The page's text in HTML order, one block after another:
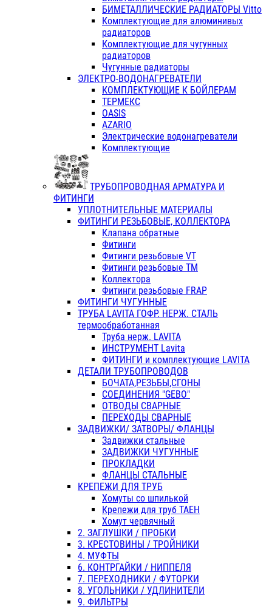
БИМЕТАЛЛИЧЕСКИЕ РАДИАТОРЫ Vitto
Комплектующие для алюминивых
радиаторов
Комплектующие для чугунных
радиаторов
Чугунные радиаторы
ЭЛЕКТРО-ВОДОНАГРЕВАТЕЛИ
КОМПЛЕКТУЮЩИЕ К БОЙЛЕРАМ
ТЕРМЕКС
OASIS
AZARIO
Электрические водонагреватели
Комплектующие
ТРУБОПРОВОДНАЯ АРМАТУРА И
ФИТИНГИ
УПЛОТНИТЕЛЬНЫЕ МАТЕРИАЛЫ
ФИТИНГИ РЕЗЬБОВЫЕ, КОЛЛЕКТОРА
Клапана обратные
Фитинги
Фитинги резьбовые VT
Фитинги резьбовые ТМ
Коллектора
Фитинги резьбовые FRAP
ФИТИНГИ ЧУГУННЫЕ
ТРУБА LAVITA ГОФР. НЕРЖ. СТАЛЬ
термообработанная
Труба нерж. LAVITA
ИНСТРУМЕНТ Lavita
ФИТИНГИ и комплектующие LAVITA
ДЕТАЛИ ТРУБОПРОВОДОВ
БОЧАТА,РЕЗЬБЫ,СГОНЫ
СОЕДИНЕНИЯ "GEBO"
ОТВОДЫ СВАРНЫЕ
ПЕРЕХОДЫ СВАРНЫЕ
ЗАДВИЖКИ/ ЗАТВОРЫ/ ФЛАНЦЫ
Задвижки стальные
ЗАДВИЖКИ ЧУГУННЫЕ
ПРОКЛАДКИ
ФЛАНЦЫ СТАЛЬНЫЕ
КРЕПЕЖИ ДЛЯ ТРУБ
Хомуты со шпилькой
Крепежи для труб ТАЕН
Хомут червячный
2. ЗАГЛУШКИ / ПРОБКИ
3. КРЕСТОВИНЫ / ТРОЙНИКИ
4. МУФТЫ
6. КОНТРГАЙКИ / НИППЕЛЯ
7. ПЕРЕХОДНИКИ / ФУТОРКИ
8. УГОЛЬНИКИ / УДЛИНИТЕЛИ
9. ФИЛЬТРЫ